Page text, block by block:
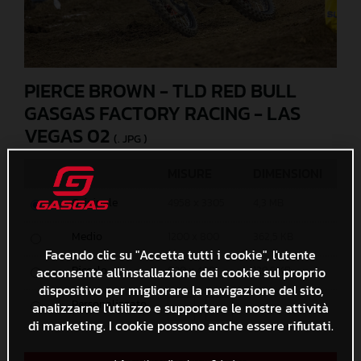
PIERCE BROWN - TLD RED BULL
GASGAS FACTORY RACING - LAS
VEGAS 02 (. JPG )
Originale
Piccolo 600 x 400 129,5 KB
Personalizzato x
Facendo clic su "Accetta tutti i cookie", l'utente
acconsente all'installazione dei cookie sul proprio
dispositivo per migliorare la navigazione del sito,
analizzarne l'utilizzo e supportare le nostre attività
di marketing. I cookie possono anche essere rifiutati.